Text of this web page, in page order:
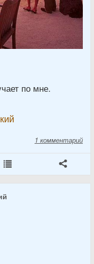
по мне.
1 комментарий